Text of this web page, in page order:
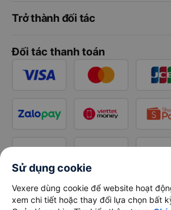
Trở thành đối tác
Đối tác thanh toán
Sử dụng cookie
Vexere dùng cookie để website hoạt
xem chi tiết hoặc thay đổi lựa chọn bất